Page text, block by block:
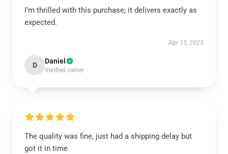
I’m thrilled with this purchase; it delivers exactly as
expected.
Apr 15, 2025
D Daniel
Verified owner
The quality was fine, just had a shipping delay but
got it in time.